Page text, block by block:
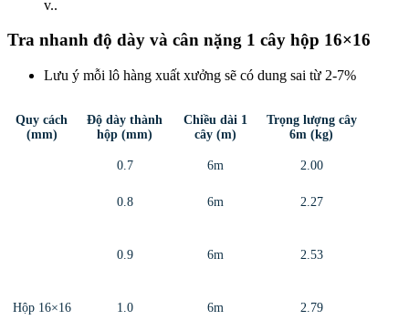
v..
Tra nhanh độ dày và cân nặng 1 cây hộp 16×16
Lưu ý mỗi lô hàng xuất xưởng sẽ có dung sai từ 2-7%
Quy cách
(mm)
Độ dày thành
hộp (mm)
Chiều dài 1
cây (m)
Trọng lượng cây
6m (kg)
Hộp 16×16
0.7 6m 2.00
0.8 6m 2.27
0.9 6m 2.53
1.0 6m 2.79